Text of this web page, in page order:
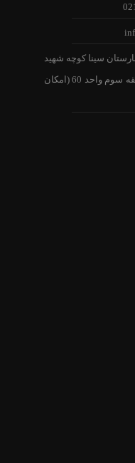
سینا کوچه شهید
میرزایی پلاک 30 پاساژ محسن طبقه سوم واحد 60 (امکان